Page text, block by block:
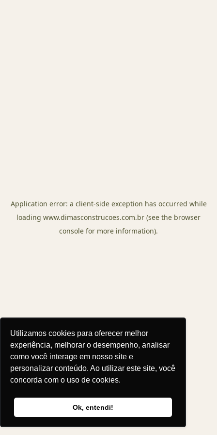
Utilizamos cookies para oferecer melhor
experiência, melhorar o desempenho, analisar
como você interage em nosso site e
personalizar conteúdo. Ao utilizar este site, você
concorda com o uso de cookies.
Ok, entendi!
Application error: a client-side exception has occurred while
loading www.dimasconstrucoes.com.br (see the browser
console for more information).